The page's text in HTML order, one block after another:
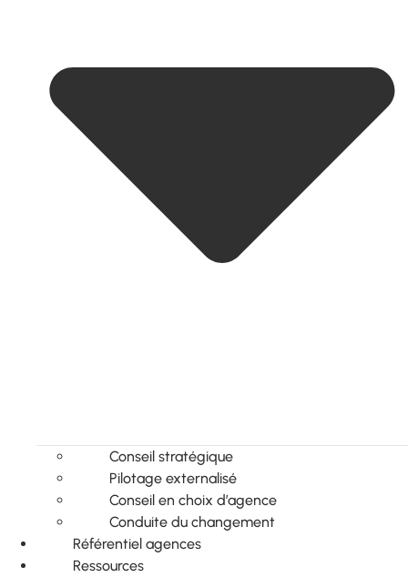
Conseil stratégique
Pilotage externalisé
Conseil en choix d’agence
Conduite du changement
Référentiel agences
Ressources